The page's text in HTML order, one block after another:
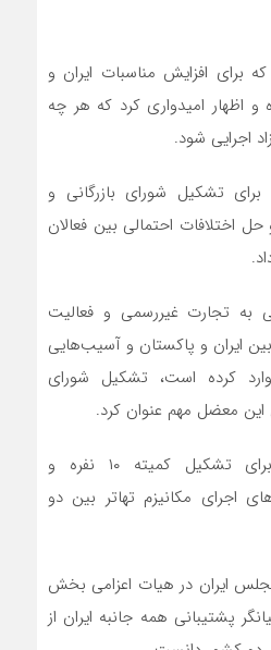
برای افزایش مناسبات ایران و
اظهار امیدواری کرد که هر چه
اجرایی شود.
تشکیل شورای بازرگانی و
اختلافات احتمالی بین فعالان
به تجارت غیررسمی و فعالیت
بین ایران و پاکستان و آسیب‌هایی
کرده است، تشکیل شورای
این معضل مهم عنوان کرد.
او همچنین از توافق برای تشکیل کمیته ۱۰ نفره و
اجرای مکانیزم تهاتر بین دو
ایران در هیات اعزامی بخش
پشتیبانی همه جانبه ایران از